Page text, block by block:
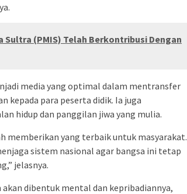
Sultra (PMIS) Telah Berkontribusi Dengan
media yang optimal dalam mentransfer
kepada para peserta didik. Ia juga
hidup dan panggilan jiwa yang mulia.
memberikan yang terbaik untuk masyarakat.
sistem nasional agar bangsa ini tetap
jelasnya.
dibentuk mental dan kepribadiannya,